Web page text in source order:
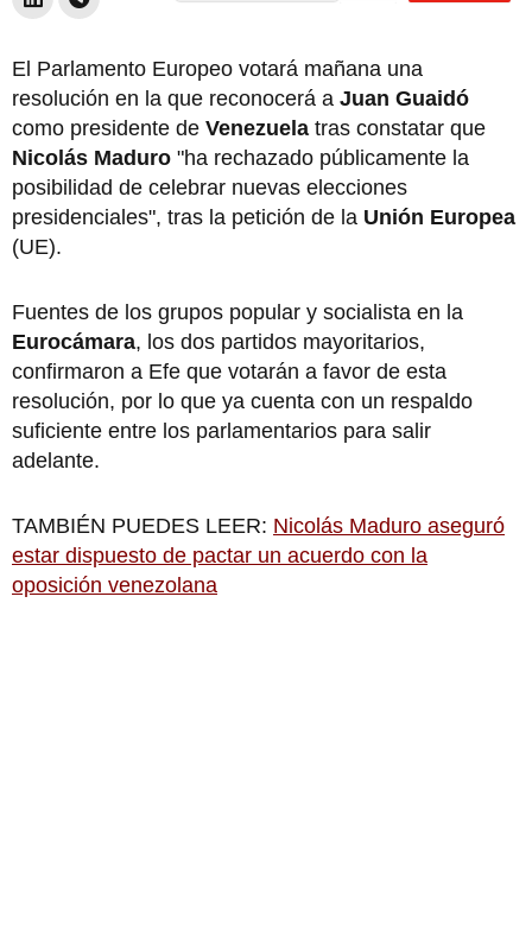
El Parlamento Europeo votará mañana una
resolución en la que reconocerá a Juan Guaidó
como presidente de Venezuela tras constatar que
Nicolás Maduro "ha rechazado públicamente la
posibilidad de celebrar nuevas elecciones
presidenciales", tras la petición de la Unión Europea
(UE).
Fuentes de los grupos popular y socialista en la
Eurocámara, los dos partidos mayoritarios,
confirmaron a Efe que votarán a favor de esta
resolución, por lo que ya cuenta con un respaldo
suficiente entre los parlamentarios para salir
adelante.
TAMBIÉN PUEDES LEER: Nicolás Maduro aseguró
estar dispuesto de pactar un acuerdo con la
oposición venezolana